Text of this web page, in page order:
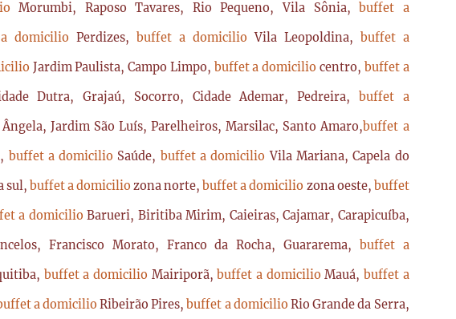
Morumbi, Raposo Tavares, Rio Pequeno, Vila Sônia,buffet a
domicilio Perdizes, buffet a domicilioVila Leopoldina, buffet a
Jardim Paulista, Campo Limpo, buffet a domiciliocentro, buffet a
Dutra, Grajaú, Socorro, Cidade Ademar, Pedreira, buffet a
Jardim São Luís, Parelheiros, Marsilac, Santo Amaro,buffet a
buffet a domicilio Saúde, buffet a domicilioVila Mariana, Capela do
sul,buffet a domiciliozona norte,buffet a domicilio zona oeste, buffet
a domicilioBarueri, Biritiba Mirim, Caieiras, Cajamar, Carapicuíba,
Francisco Morato, Franco da Rocha, Guararema, buffet a
buffet a domicilio Mairiporã,buffet a domicilioMauá, buffet a
a domicilioRibeirão Pires,buffet a domicilio Rio Grande da Serra,